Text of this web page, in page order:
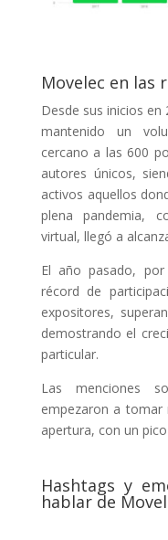
Movelec en las
Desde sus inicios en
mantenido un
cercano a las 600
autores únicos,
activos aquellos
plena pandemia,
virtual, llegó a
El año pasado,
récord de
expositores,
demostrando el
particular.
Las menciones
empezaron a tomar
apertura, con un
Hashtags y
hablar de